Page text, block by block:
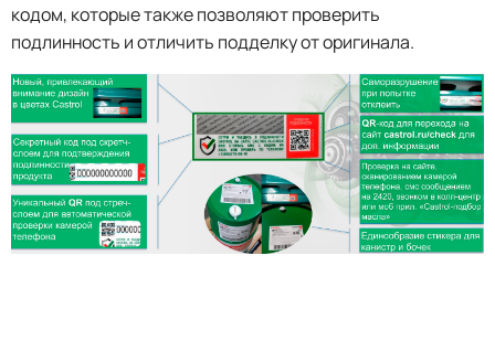
кодом, которые также позволяют проверить
подлинность и отличить подделку от оригинала.